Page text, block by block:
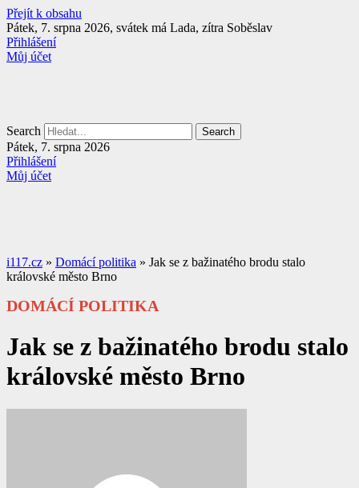
Přejít k obsahu
Pátek, 7. srpna 2026, svátek má Lada, zítra Soběslav
Přihlášení
Můj účet
Search Search
Pátek, 7. srpna 2026
Přihlášení
Můj účet
i117.cz » Domácí politika » Jak se z bažinatého brodu stalo
královské město Brno
DOMÁCÍ POLITIKA
Jak se z bažinatého brodu stalo
královské město Brno